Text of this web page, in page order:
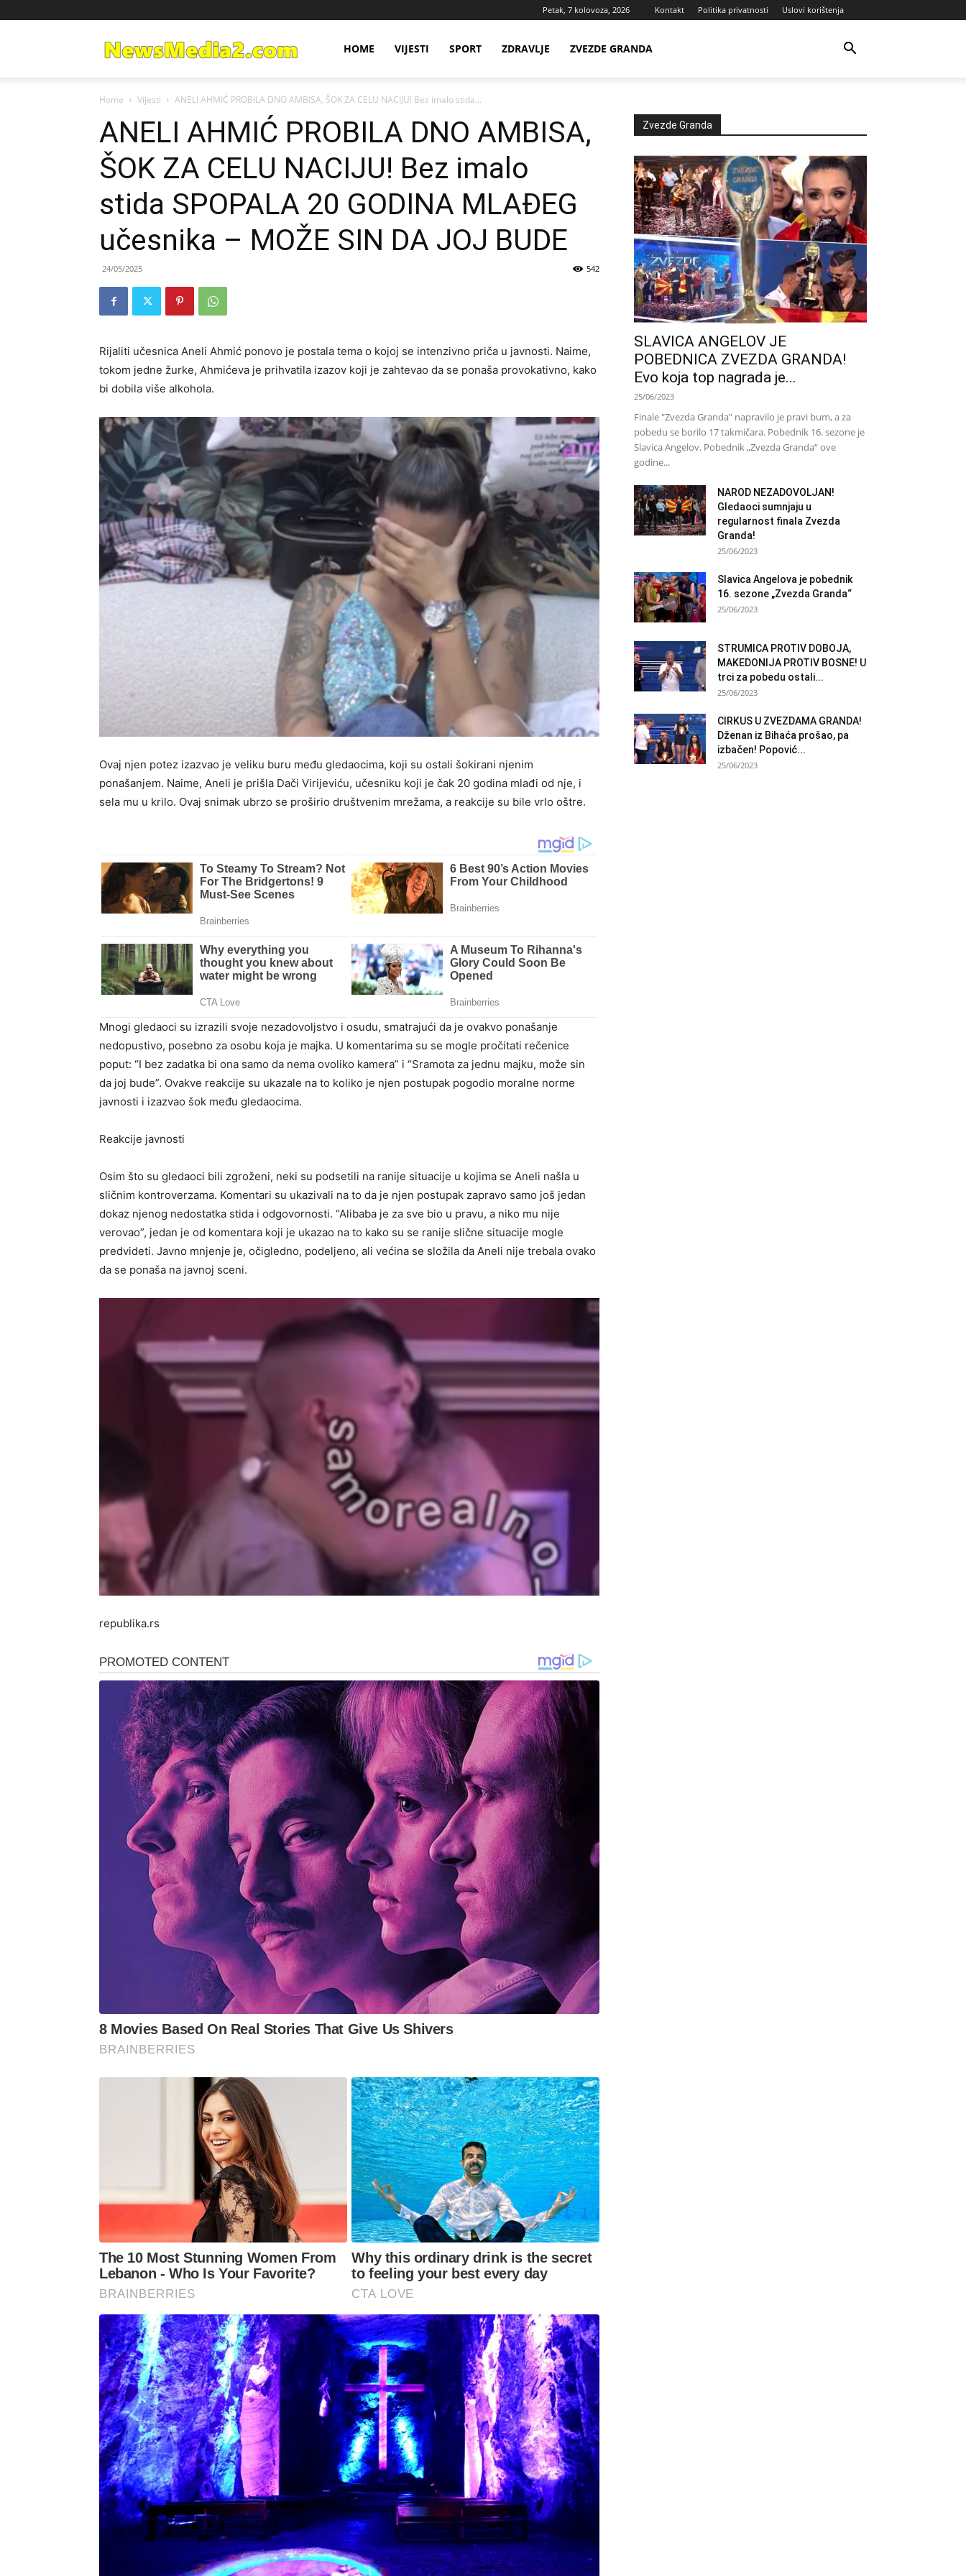
Petak, 7 kolovoza, 2026 Kontakt Politika privatnosti Uslovi korištenja
Media
HOME VIJESTI SPORT ZDRAVLJE ZVEZDE GRANDA
Home Vijesti ANELI AHMIĆ PROBILA DNO AMBISA, ŠOK ZA CELU NACIJU! Bez imalo stida...
ANELI AHMIĆ PROBILA DNO AMBISA,
ŠOK ZA CELU NACIJU! Bez imalo
stida SPOPALA 20 GODINA MLAĐEG
učesnika – MOŽE SIN DA JOJ BUDE
24/05/2025 542
Rijaliti učesnica Aneli Ahmić ponovo je postala tema o kojoj se intenzivno priča u javnosti. Naime,
tokom jedne žurke, Ahmićeva je prihvatila izazov koji je zahtevao da se ponaša provokativno, kako
bi dobila više alkohola.
Ovaj njen potez izazvao je veliku buru među gledaocima, koji su ostali šokirani njenim
ponašanjem. Naime, Aneli je prišla Dači Virijeviću, učesniku koji je čak 20 godina mlađi od nje, i
sela mu u krilo. Ovaj snimak ubrzo se proširio društvenim mrežama, a reakcije su bile vrlo oštre.
Mnogi gledaoci su izrazili svoje nezadovoljstvo i osudu, smatrajući da je ovakvo ponašanje
nedopustivo, posebno za osobu koja je majka. U komentarima su se mogle pročitati rečenice
poput: “I bez zadatka bi ona samo da nema ovoliko kamera” i “Sramota za jednu majku, može sin
da joj bude”. Ovakve reakcije su ukazale na to koliko je njen postupak pogodio moralne norme
javnosti i izazvao šok među gledaocima.
Reakcije javnosti
Osim što su gledaoci bili zgroženi, neki su podsetili na ranije situacije u kojima se Aneli našla u
sličnim kontroverzama. Komentari su ukazivali na to da je njen postupak zapravo samo još jedan
dokaz njenog nedostatka stida i odgovornosti. “Alibaba je za sve bio u pravu, a niko mu nije
verovao”, jedan je od komentara koji je ukazao na to kako su se ranije slične situacije mogle
predvideti. Javno mnjenje je, očigledno, podeljeno, ali većina se složila da Aneli nije trebala ovako
da se ponaša na javnoj sceni.
republika.rs
Zvezde Granda
SLAVICA ANGELOV JE
POBEDNICA ZVEZDA GRANDA!
Evo koja top nagrada je...
25/06/2023
Finale "Zvezda Granda" napravilo je pravi bum, a za
pobedu se borilo 17 takmičara. Pobednik 16. sezone je
Slavica Angelov. Pobednik „Zvezda Granda“ ove
godine...
NAROD NEZADOVOLJAN!
Gledaoci sumnjaju u
regularnost finala Zvezda
Granda!
25/06/2023
Slavica Angelova je pobednik
16. sezone „Zvezda Granda“
25/06/2023
STRUMICA PROTIV DOBOJA,
MAKEDONIJA PROTIV BOSNE! U
trci za pobedu ostali...
25/06/2023
CIRKUS U ZVEZDAMA GRANDA!
Dženan iz Bihaća prošao, pa
izbačen! Popović...
25/06/2023